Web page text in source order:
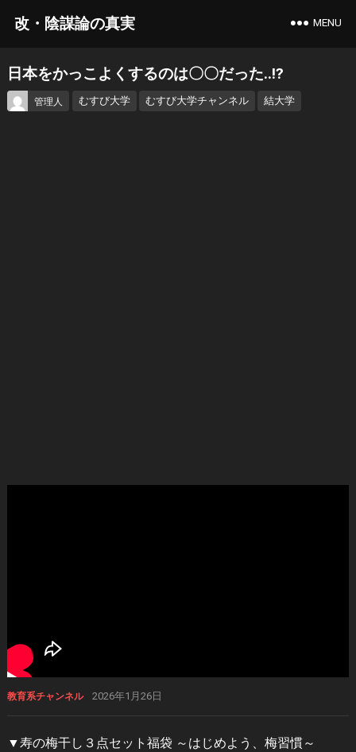
改・陰謀論の真実 MENU
日本をかっこよくするのは〇〇だった..!?
管理人 むすび大学 むすび大学チャンネル 結大学
教育系チャンネル 2026年1月26日
▼寿の梅干し３点セット福袋 ～はじめよう、梅習慣～